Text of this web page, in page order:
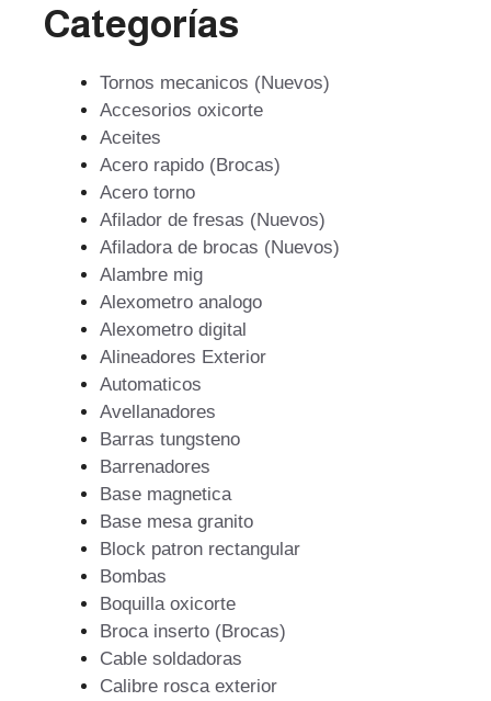
Categorías
Tornos mecanicos (Nuevos)
Accesorios oxicorte
Aceites
Acero rapido (Brocas)
Acero torno
Afilador de fresas (Nuevos)
Afiladora de brocas (Nuevos)
Alambre mig
Alexometro analogo
Alexometro digital
Alineadores Exterior
Automaticos
Avellanadores
Barras tungsteno
Barrenadores
Base magnetica
Base mesa granito
Block patron rectangular
Bombas
Boquilla oxicorte
Broca inserto (Brocas)
Cable soldadoras
Calibre rosca exterior